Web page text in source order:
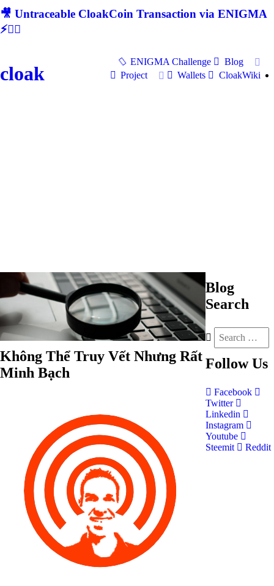
🎥 Untraceable CloakCoin Transaction via ENIGMA
⚡🕵‍♂
cloak
ENIGMA Challenge
Blog
Project
Wallets CloakWiki
Không Thể Truy Vết Nhưng Rất
Minh Bạch
Blog
Search
Follow Us
Facebook
Twitter
Linkedin
Instagram
Youtube
Steemit
Reddit